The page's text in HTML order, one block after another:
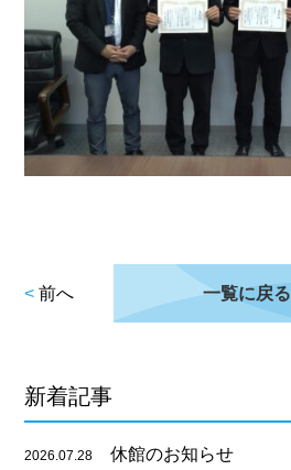
<前へ 一覧に戻る
新着記事
2026.07.28 休館のお知らせ